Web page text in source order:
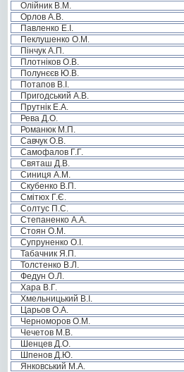
Олійник В.М.
Орлов А.В.
Павленко Е.І.
Пеклушенко О.М.
Пінчук А.П.
Плотніков О.В.
Полунєєв Ю.В.
Потапов В.І.
Пригодський А.В.
Прутнік Е.А.
Рева Д.О.
Романюк М.П.
Савчук О.В.
Самофалов Г.Г.
Святаш Д.В.
Синиця А.М.
Скубенко В.П.
Смітюх Г.Є.
Солтус П.С.
Степаненко А.А.
Стоян О.М.
Супруненко О.І.
Табачник Я.П.
Толстенко В.Л.
Федун О.Л.
Хара В.Г.
Хмельницький В.І.
Царьов О.А.
Черноморов О.М.
Чечетов М.В.
Шенцев Д.О.
Шпенов Д.Ю.
Янковський М.А.